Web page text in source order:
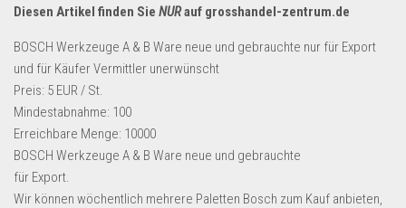
Spielzeug & Games
Schuhe & Accessoires
Sport & Freizeit
Uhren & Schmuck
Wohnen & Einrichten
Restposten-Angebote
Restposten für Privatpersonen
Diesen Artikel finden Sie NURauf grosshandel-zentrum.de
BOSCH Werkzeuge A & B Ware neue und gebrauchte nur für Export
und für Käufer Vermittler unerwünscht
Preis: 5 EUR / St.
Mindestabnahme: 100
Erreichbare Menge: 10000
BOSCH Werkzeuge A & B Ware neue und gebrauchte
für Export.
Wir können wöchentlich mehrere Paletten Bosch zum Kauf anbieten,